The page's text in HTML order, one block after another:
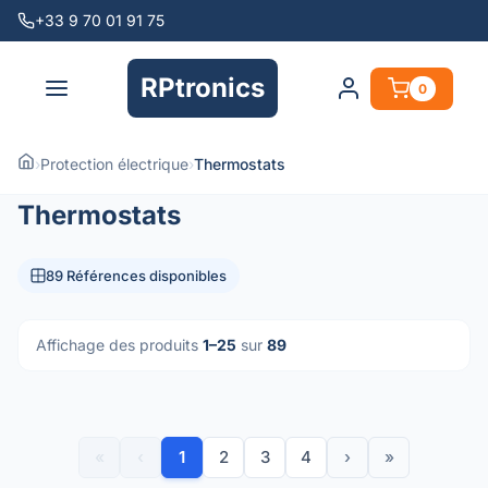
+33 9 70 01 91 75
RPtronics 0
›Protection électrique›Thermostats
Thermostats
89 Références disponibles
Affichage des produits 1–25 sur 89
1 2 3 4 › »